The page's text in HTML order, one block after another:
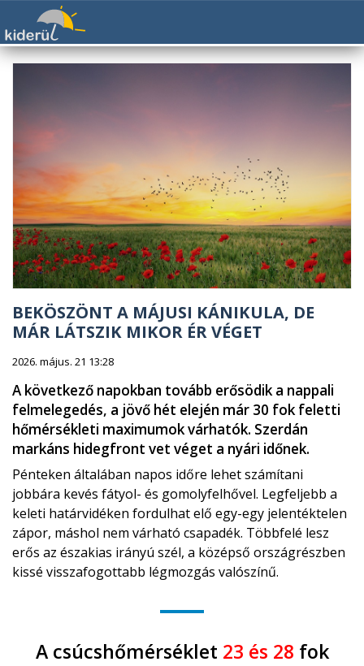
BEKÖSZÖNT A MÁJUSI KÁNIKULA, DE
MÁR LÁTSZIK MIKOR ÉR VÉGET
2026. május. 21 13:28
A következő napokban tovább erősödik a nappali
felmelegedés, a jövő hét elején már 30 fok feletti
hőmérsékleti maximumok várhatók. Szerdán
markáns hidegfront vet véget a nyári időnek.
Pénteken általában napos időre lehet számítani
jobbára kevés fátyol- és gomolyfelhővel. Legfeljebb a
keleti határvidéken fordulhat elő egy-egy jelentéktelen
zápor, máshol nem várható csapadék. Többfelé lesz
erős az északias irányú szél, a középső országrészben
kissé visszafogottabb légmozgás valószínű.
A csúcshőmérséklet 23 és 28 fok